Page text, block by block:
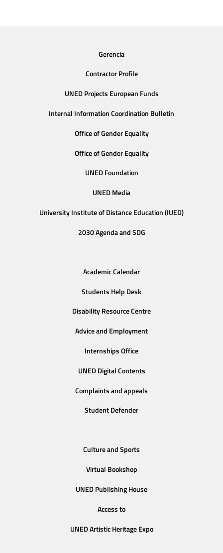
Gerencia
Contractor Profile
UNED Projects European Funds
Internal Information Coordination Bulletin
Office of Gender Equality
Office of Gender Equality
UNED Foundation
UNED Media
University Institute of Distance Education (IUED)
2030 Agenda and SDG
Academic Calendar
Students Help Desk
Disability Resource Centre
Advice and Employment
Internships Office
UNED Digital Contents
Complaints and appeals
Student Defender
Culture and Sports
Virtual Bookshop
UNED Publishing House
Access to
UNED Artistic Heritage Expo